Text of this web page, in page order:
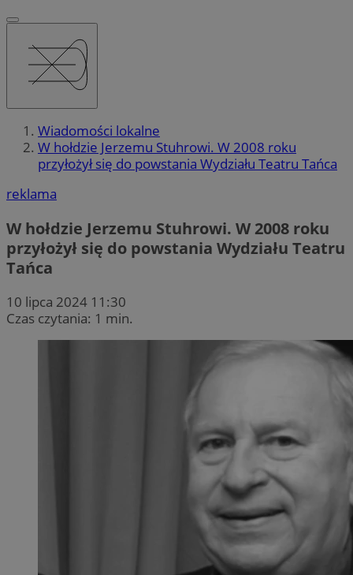
Wiadomości lokalne
W hołdzie Jerzemu Stuhrowi. W 2008 roku
przyłożył się do powstania Wydziału Teatru Tańca
reklama
W hołdzie Jerzemu Stuhrowi. W 2008 roku
przyłożył się do powstania Wydziału Teatru
Tańca
10 lipca 2024 11:30
Czas czytania: 1 min.